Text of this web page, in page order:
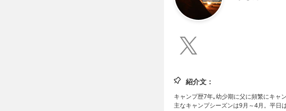
tsukajin_camp
紹介文：
キャンプ歴7年｡幼少期に父に頻繁にキャ
主なキャンプシーズンは9月～4月。平日